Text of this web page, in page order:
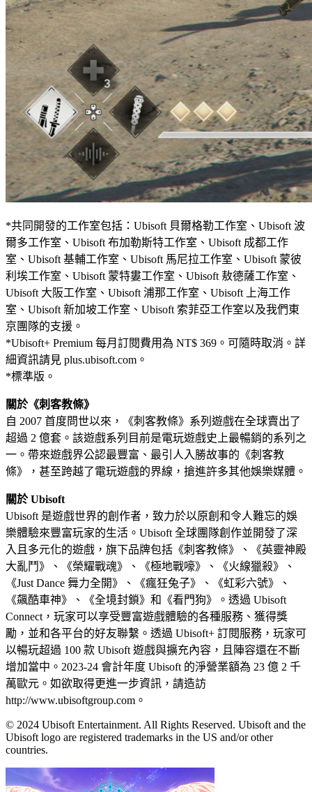
*共同開發的工作室包括：Ubisoft 貝爾格勒工作室、Ubisoft 波
爾多工作室、Ubisoft 布加勒斯特工作室、Ubisoft 成都工作
室、Ubisoft 基輔工作室、Ubisoft 馬尼拉工作室、Ubisoft 蒙彼
利埃工作室、Ubisoft 蒙特婁工作室、Ubisoft 敖德薩工作室、
Ubisoft 大阪工作室、Ubisoft 浦那工作室、Ubisoft 上海工作
室、Ubisoft 新加坡工作室、Ubisoft 索菲亞工作室以及我們東
京團隊的支援。
*Ubisoft+ Premium 每月訂閱費用為 NT$ 369。可隨時取消。詳
細資訊請見 plus.ubisoft.com。
*標準版。
關於《刺客教條》
自 2007 首度問世以來，《刺客教條》系列遊戲在全球賣出了
超過 2 億套。該遊戲系列目前是電玩遊戲史上最暢銷的系列之
一。帶來遊戲界公認最豐富、最引人入勝故事的《刺客教
條》，甚至跨越了電玩遊戲的界線，搶進許多其他娛樂媒體。
關於 Ubisoft
Ubisoft 是遊戲世界的創作者，致力於以原創和令人難忘的娛
樂體驗來豐富玩家的生活。Ubisoft 全球團隊創作並開發了深
入且多元化的遊戲，旗下品牌包括《刺客教條》、《英靈神殿
大亂鬥》、《榮耀戰魂》、《極地戰嚎》、《火線獵殺》、
《Just Dance 舞力全開》、《瘋狂兔子》、《虹彩六號》、
《飆酷車神》、《全境封鎖》和《看門狗》。透過 Ubisoft
Connect，玩家可以享受豐富遊戲體驗的各種服務、獲得獎
勵，並和各平台的好友聯繫。透過 Ubisoft+ 訂閱服務，玩家可
以暢玩超過 100 款 Ubisoft 遊戲與擴充內容，且陣容還在不斷
增加當中。2023-24 會計年度 Ubisoft 的淨營業額為 23 億 2 千
萬歐元。如欲取得更進一步資訊，請造訪
http://www.ubisoftgroup.com。
© 2024 Ubisoft Entertainment. All Rights Reserved. Ubisoft and the
Ubisoft logo are registered trademarks in the US and/or other
countries.